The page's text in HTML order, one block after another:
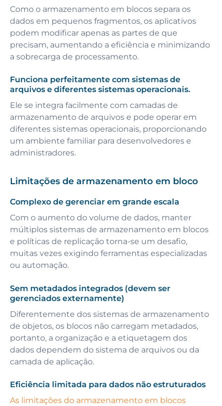
Como o armazenamento em blocos separa os
dados em pequenos fragmentos, os aplicativos
podem modificar apenas as partes de que
precisam, aumentando a eficiência e minimizando
a sobrecarga de processamento.
Funciona perfeitamente com sistemas de
arquivos e diferentes sistemas operacionais.
Ele se integra facilmente com camadas de
armazenamento de arquivos e pode operar em
diferentes sistemas operacionais, proporcionando
um ambiente familiar para desenvolvedores e
administradores.
Limitações de armazenamento em bloco
Complexo de gerenciar em grande escala
Com o aumento do volume de dados, manter
múltiplos sistemas de armazenamento em blocos
e políticas de replicação torna-se um desafio,
muitas vezes exigindo ferramentas especializadas
ou automação.
Sem metadados integrados (devem ser
gerenciados externamente)
Diferentemente dos sistemas de armazenamento
de objetos, os blocos não carregam metadados,
portanto, a organização e a etiquetagem dos
dados dependem do sistema de arquivos ou da
camada de aplicação.
Eficiência limitada para dados não estruturados
As limitações do armazenamento em blocos